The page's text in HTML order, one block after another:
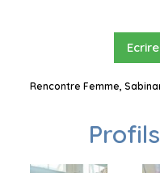
Rencontre Femme,